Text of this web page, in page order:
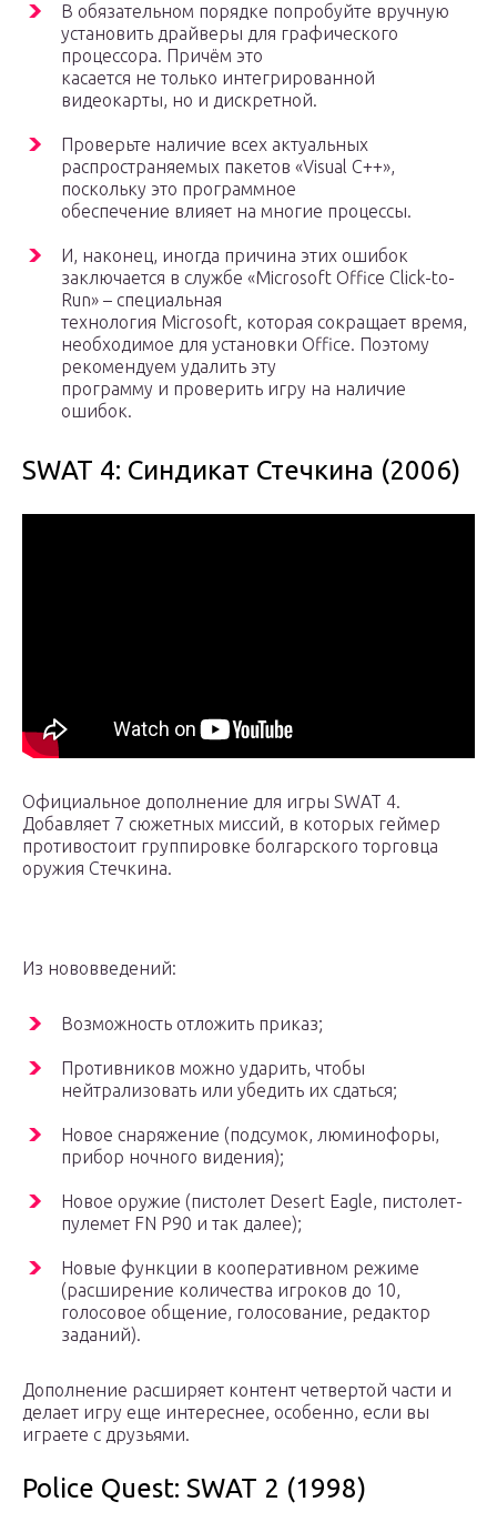
В обязательном порядке попробуйте вручную
установить драйверы для графического
процессора. Причём это
касается не только интегрированной
видеокарты, но и дискретной.
Проверьте наличие всех актуальных
распространяемых пакетов «Visual C++»,
поскольку это программное
обеспечение влияет на многие процессы.
И, наконец, иногда причина этих ошибок
заключается в службе «Microsoft Office Click-to-
Run» – специальная
технология Microsoft, которая сокращает время,
необходимое для установки Office. Поэтому
рекомендуем удалить эту
программу и проверить игру на наличие
ошибок.
SWAT 4: Синдикат Стечкина (2006)
Официальное дополнение для игры SWAT 4.
Добавляет 7 сюжетных миссий, в которых геймер
противостоит группировке болгарского торговца
оружия Стечкина.
Из нововведений:
Возможность отложить приказ;
Противников можно ударить, чтобы
нейтрализовать или убедить их сдаться;
Новое снаряжение (подсумок, люминофоры,
прибор ночного видения);
Новое оружие (пистолет Desert Eagle, пистолет-
пулемет FN P90 и так далее);
Новые функции в кооперативном режиме
(расширение количества игроков до 10,
голосовое общение, голосование, редактор
заданий).
Дополнение расширяет контент четвертой части и
делает игру еще интереснее, особенно, если вы
играете с друзьями.
Police Quest: SWAT 2 (1998)